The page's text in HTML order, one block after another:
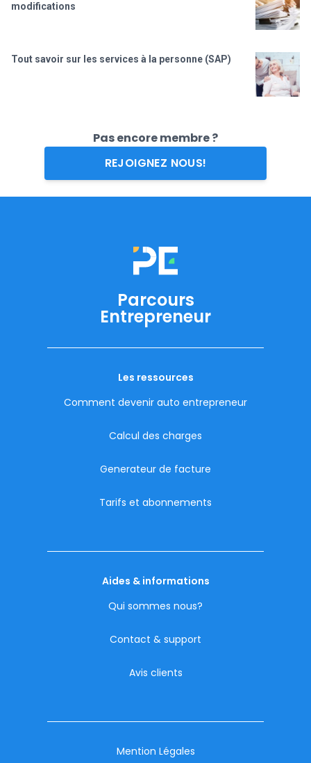
modifications
Tout savoir sur les services à la personne (SAP)
Pas encore membre ?
REJOIGNEZ NOUS!
Parcours
Entrepreneur
Les ressources
Comment devenir auto entrepreneur
Calcul des charges
Generateur de facture
Tarifs et abonnements
Aides & informations
Qui sommes nous?
Contact & support
Avis clients
Mention Légales